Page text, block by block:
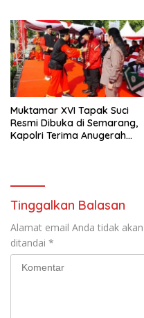
Muktamar XVI Tapak Suci
Resmi Dibuka di Semarang,
Kapolri Terima Anugerah
Tinggalkan Balasan
Alamat email Anda tidak
ditandai *